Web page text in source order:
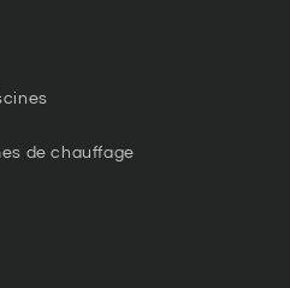
de chauffage